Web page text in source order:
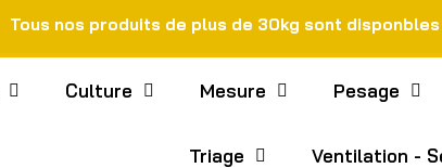
Tous nos produits de plus de 30kg sont
Culture Mesure Pesage
Triage Ventilation -